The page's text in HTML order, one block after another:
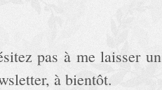
pas à me laisser un
à bientôt.